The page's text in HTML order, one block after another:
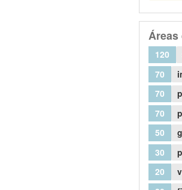
Áreas
120
70
70
70
50
30
20